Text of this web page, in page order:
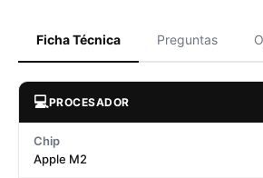
Ficha Técnica Preguntas
💻PROCESADOR
Chip
Apple M2